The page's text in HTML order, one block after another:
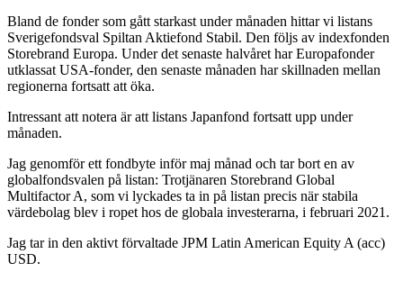
Bland de fonder som gått starkast under månaden hittar vi listans
Sverigefondsval Spiltan Aktiefond Stabil. Den följs av indexfonden
Storebrand Europa. Under det senaste halvåret har Europafonder
utklassat USA-fonder, den senaste månaden har skillnaden mellan
regionerna fortsatt att öka.
Intressant att notera är att listans Japanfond fortsatt upp under
månaden.
Jag genomför ett fondbyte inför maj månad och tar bort en av
globalfondsvalen på listan: Trotjänaren Storebrand Global
Multifactor A, som vi lyckades ta in på listan precis när stabila
värdebolag blev i ropet hos de globala investerarna, i februari 2021.
Jag tar in den aktivt förvaltade JPM Latin American Equity A (acc)
USD.